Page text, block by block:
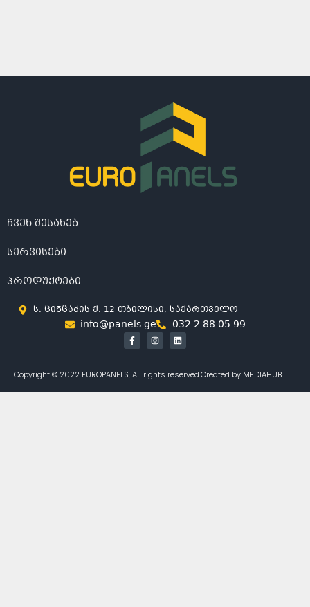
ჩვენ შესახებ
სერვისები
პროდუქტები
ს. ცინცაძის ქ. 12 თბილისი, საქართველო
info@panels.ge 032 2 88 05 99
Copyright © 2022 EUROPANELS, All rights reserved.Created by MEDIAHUB